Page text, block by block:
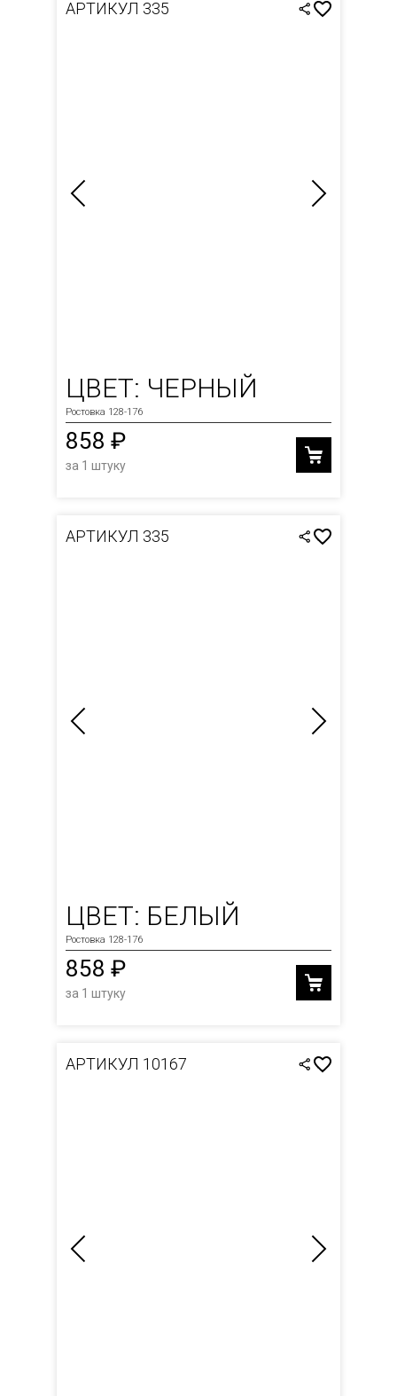
АРТИКУЛ 335
ЦВЕТ: ЧЕРНЫЙ
Ростовка 128-176
858 ₽
за 1 штуку
АРТИКУЛ 335
ЦВЕТ: БЕЛЫЙ
Ростовка 128-176
858 ₽
за 1 штуку
АРТИКУЛ 10167